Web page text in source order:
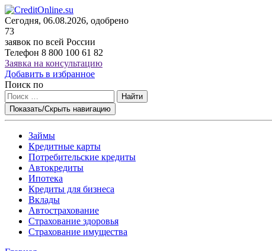
Сегодня, 06.08.2026, одобрено
73
заявок по всей России
Телефон 8 800 100 61 82
Заявка на консультацию
Добавить в избранное
Поиск по
Найти
Показать/Скрыть навигацию
Займы
Кредитные карты
Потребительские кредиты
Автокредиты
Ипотека
Кредиты для бизнеса
Вклады
Автострахование
Страхование здоровья
Страхование имущества